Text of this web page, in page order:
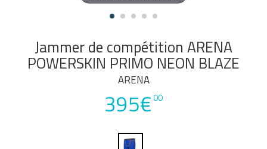
Jammer de compétition ARENA
POWERSKIN PRIMO NEON BLAZE
ARENA
395€00